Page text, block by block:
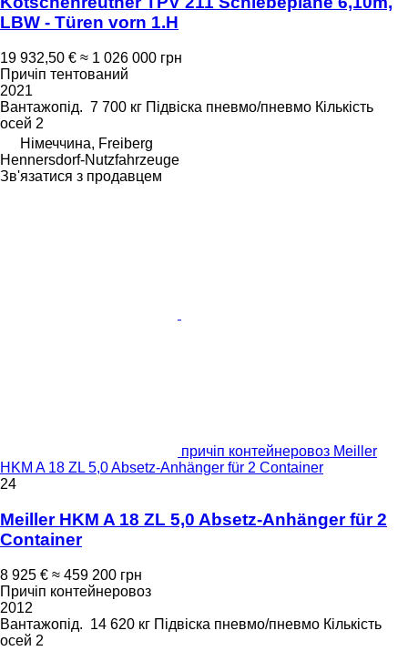
LBW - Türen vorn 1.H
19 932,50 € ≈ 1 026 000 грн
Причіп тентований
2021
Вантажопід. 7 700 кг Підвіска пневмо/пневмо Кількість
осей 2
Німеччина, Freiberg
Hennersdorf-Nutzfahrzeuge
Зв'язатися з продавцем
причіп контейнеровоз Meiller
HKM A 18 ZL 5,0 Absetz-Anhänger für 2 Container
24
Meiller HKM A 18 ZL 5,0 Absetz-Anhänger für 2
Container
8 925 € ≈ 459 200 грн
Причіп контейнеровоз
2012
Вантажопід. 14 620 кг Підвіска пневмо/пневмо Кількість
осей 2